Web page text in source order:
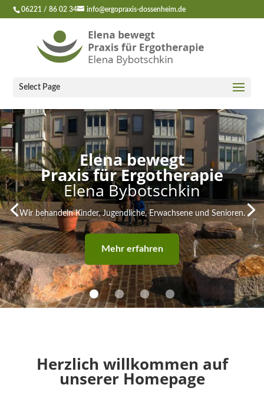
06221 / 86 02 34 info@ergopraxis-dossenheim.de
Select Page
Elena bewegt
Praxis für Ergotherapie
Elena Bybotschkin
Wir behandeln Kinder, Jugendliche, Erwachsene und Senioren.
Mehr erfahren
Herzlich willkommen auf
unserer Homepage